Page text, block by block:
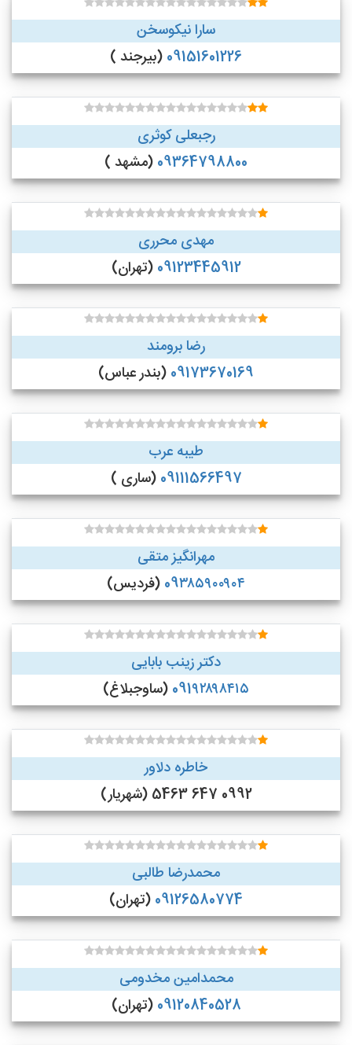
سارا نیکوسخن
09151601226 (بیرجند )
رجبعلی کوثری
09364798800 (مشهد )
مهدی محرری
09123445912 (تهران)
رضا برومند
09173670169 (بندر عباس)
طیبه عرب
09111566497 (ساری )
مهرانگیز متقی
09۳۸۵۹۰۰۹۰۴ (فردیس)
دکتر زینب بابایی
091۹۲۸۹۸۴۱۵ (ساوجبلاغ)
خاطره دلاور
0992 647 5463 (شهریار)
محمدرضا طالبی
09126580774 (تهران)
محمدامین مخدومی
09120840528 (تهران)